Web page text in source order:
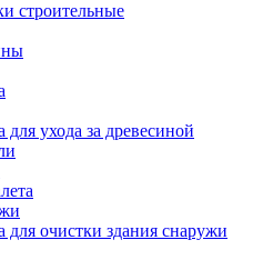
строительные
для ухода за древесиной
для очистки здания снаружи